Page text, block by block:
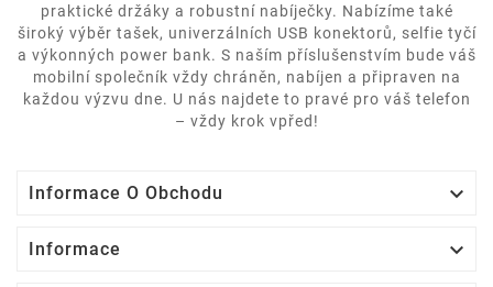
praktické držáky a robustní nabíječky. Nabízíme také
široký výběr tašek, univerzálních USB konektorů, selfie tyčí
a výkonných power bank. S naším příslušenstvím bude váš
mobilní společník vždy chráněn, nabíjen a připraven na
každou výzvu dne. U nás najdete to pravé pro váš telefon
– vždy krok vpřed!
Informace O Obchodu 
Informace 